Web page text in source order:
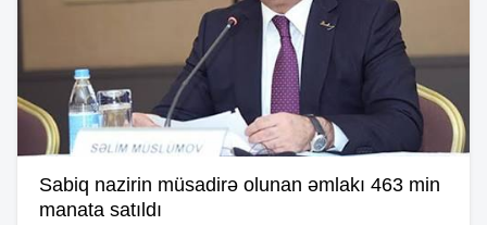
Sabiq nazirin müsadirə olunan əmlakı 463 min
manata satıldı